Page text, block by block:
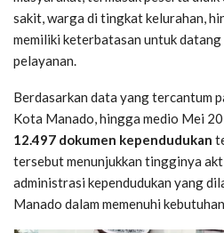
sakit, warga di tingkat kelurahan,
memiliki keterbatasan untuk
pelayanan.
Berdasarkan data yang tercantum
Kota Manado, hingga medio Mei
12.497 dokumen kependudukan
tersebut menunjukkan tingginya
administrasi kependudukan yang
Manado dalam memenuhi